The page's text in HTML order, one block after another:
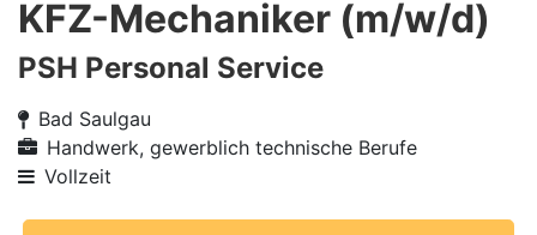
KFZ-Mechaniker (m/w/d)
PSH Personal Service
Bad Saulgau
Handwerk, gewerblich technische Berufe
Vollzeit